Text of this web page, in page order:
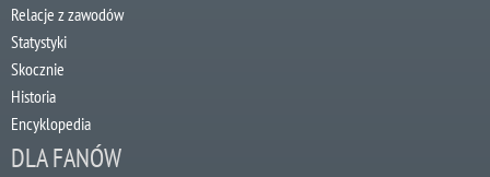
Relacje z zawodów
Statystyki
Skocznie
Historia
Encyklopedia
DLA FANÓW